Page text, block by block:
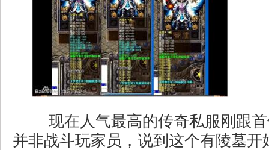
现在人气最高的传奇私服刚跟
并非战斗玩家员，说到这个有陵墓开